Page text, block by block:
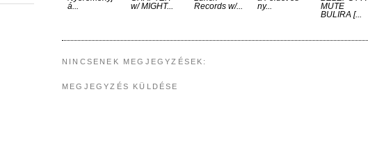
á...
w/ MIGHT...
Records w/...
ny...
MUTE
BULIRA [...
NINCSENEK MEGJEGYZÉSEK:
MEGJEGYZÉS KÜLDÉSE